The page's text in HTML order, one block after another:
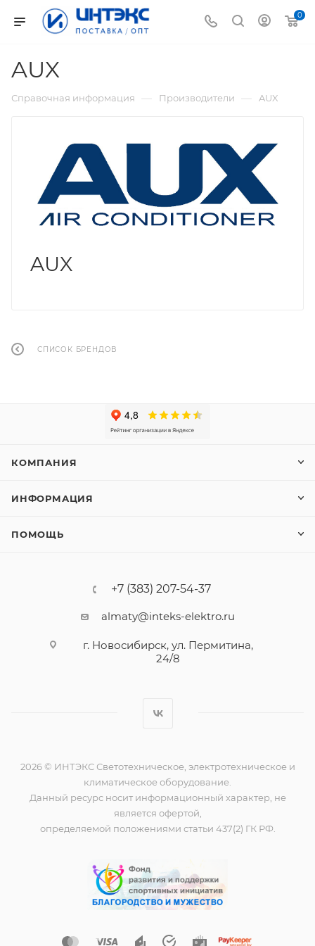
0
AUX
Справочная информация — Производители — AUX
AUX
СПИСОК БРЕНДОВ
КОМПАНИЯ
ИНФОРМАЦИЯ
ПОМОЩЬ
+7 (383) 207-54-37
almaty@inteks-elektro.ru
г. Новосибирск, ул. Пермитина,
24/8
2026 © ИНТЭКС Светотехническое, электротехническое и
климатическое оборудование.
Данный ресурс носит информационный характер, не
является офертой,
определяемой положениями статьи 437(2) ГК РФ.